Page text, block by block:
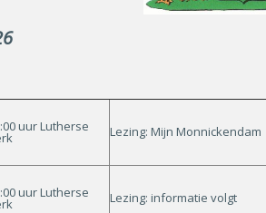
uur Lutherse Lezing: Mijn Monnickendam
uur Lutherse Lezing: informatie volgt